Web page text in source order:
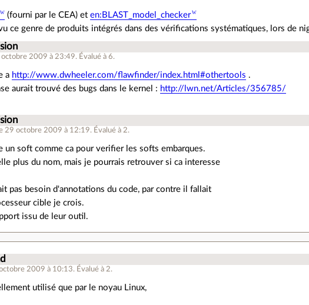
(fourni par le CEA) eten:BLAST_model_checker
ce genre de produits intégrés dans des vérifications systématiques, lors de
octobre 2009 à 23:49. Évalué à6.
a http://www.dwheeler.com/flawfinder/index.html#othertools .
aurait trouvé des bugs dans le kernel : http://lwn.net/Articles/356785/
29 octobre 2009 à 12:19. Évalué à 2.
un soft comme ca pour verifier les softs embarques.
plus du nom, mais je pourrais retrouver si ca interesse
pas besoin d'annotations du code, par contre il fallait
cible je crois.
issu de leur outil.
2009 à 10:13. Évalué à 2.
utilisé que par le noyau Linux,